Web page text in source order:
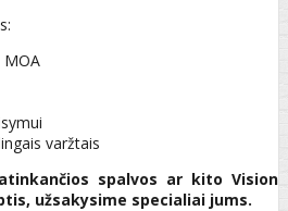
MOA
varžtais
spalvos ar kito Vision
užsakysime specialiai jums.